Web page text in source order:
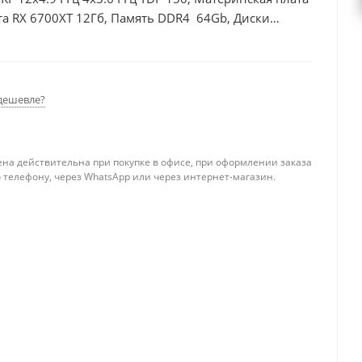
RX 6700XT 12Гб, Память DDR4 64Gb, Диски
действительна при покупке в офисе, при оформлении заказа
телефону, через WhatsApp или через интернет-магазин.